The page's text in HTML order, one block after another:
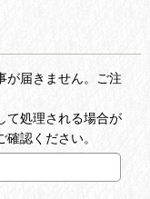
が届きません。ご注
て処理される場合が
認ください。